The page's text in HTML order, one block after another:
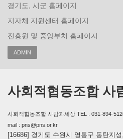
경기도, 시군 홈페이지
지자체 지원센터 홈페이지
진흥원 및 중앙부처 홈페이지
ADMIN
사회적협동조합 사
사회적협동조합 사람과세상 TEL : 031-894-
mail : pns@pns.or.kr
[16686] 경기도 수원시 영통구 동탄지